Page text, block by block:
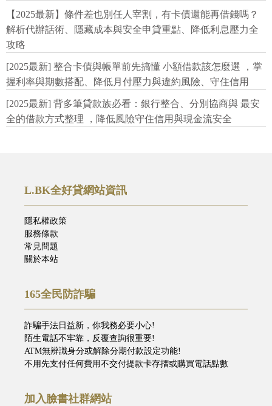
【2025最新】條件差也別任人宰割，有卡債還能再借錢嗎？
解析代辦話術、隱藏成本與安全申貸重點、降低利息壓力全
攻略
[2025最新] 整合卡債與帳單前先搞懂 小額借款該怎麼選 ，掌
握利率與期數搭配、降低月付壓力與違約風險、守住信用
[2025最新] 背多筆貸款族必看：銀行整合、分別協商與 最安
全的借款方式整理 ，降低風險守住信用與現金流安全
L.BK全好貸網站資訊
隱私權政策
服務條款
常見問題
關於本站
165全民防詐騙
詐騙手法日益新，你我務必要小心!
陌生電話不牢靠，反覆查詢很重要!
ATM無辨識身分或解除分期付款設定功能!
不用先支付任何費用不交付提款卡存摺或購買電話點數
加入臉書社群網站